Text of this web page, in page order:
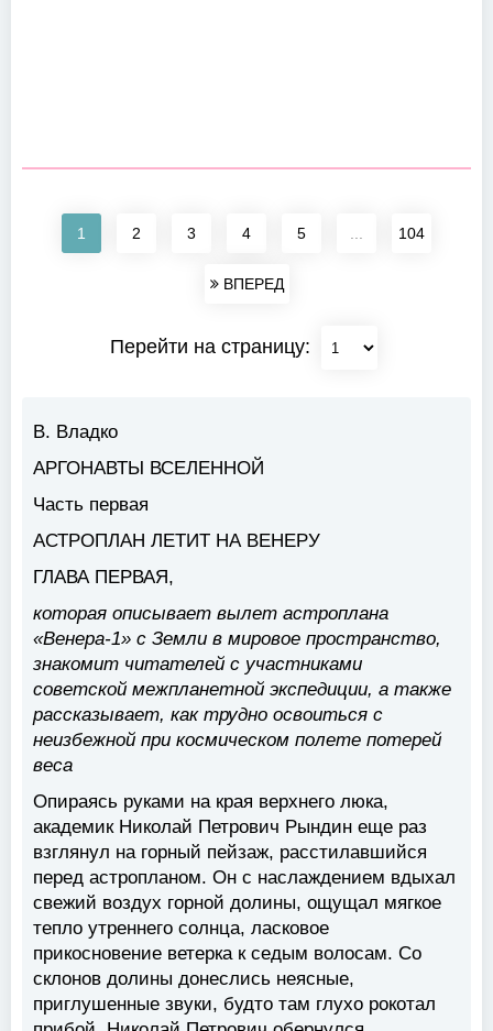
1 2 3 4 5 104
ВПЕРЕД
Перейти на страницу:
В. Владко
АРГОНАВТЫ ВСЕЛЕННОЙ
Часть первая
АСТРОПЛАН ЛЕТИТ НА ВЕНЕРУ
ГЛАВА ПЕРВАЯ,
которая описывает вылет астроплана
«Венера-1» с Земли в мировое пространство,
знакомит читателей с участниками
советской межпланетной экспедиции, а также
рассказывает, как трудно освоиться с
неизбежной при космическом полете потерей
веса
Опираясь руками на края верхнего люка,
академик Николай Петрович Рындин еще раз
взглянул на горный пейзаж, расстилавшийся
перед астропланом. Он с наслаждением вдыхал
свежий воздух горной долины, ощущал мягкое
тепло утреннего солнца, ласковое
прикосновение ветерка к седым волосам. Со
склонов долины донеслись неясные,
приглушенные звуки, будто там глухо рокотал